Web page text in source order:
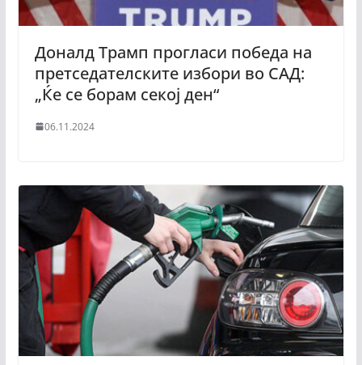
Доналд Трамп прогласи победа на
претседателските избори во САД:
„Ќе се борам секој ден“
06.11.2024